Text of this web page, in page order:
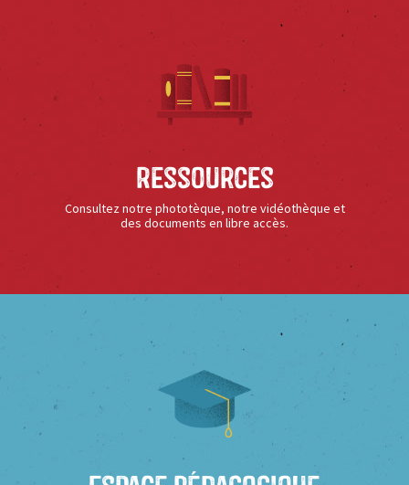
Ressources
Consultez notre phototèque, notre vidéothèque et
des documents en libre accès.